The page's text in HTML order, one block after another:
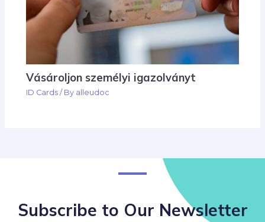
Vásároljon személyi igazolványt
ID Cards / By alleudoc
Subscribe to Our Newsletter